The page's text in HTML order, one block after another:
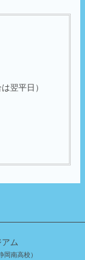
翌平日）
ム
南高校）